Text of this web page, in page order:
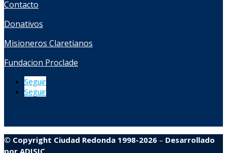
Contacto
Donativos
Misioneros Claretianos
Fundacion Proclade
Seguir
Seguir
© Copyright Ciudad Redonda 1998-2026 – Desarrollado
por ADISIC